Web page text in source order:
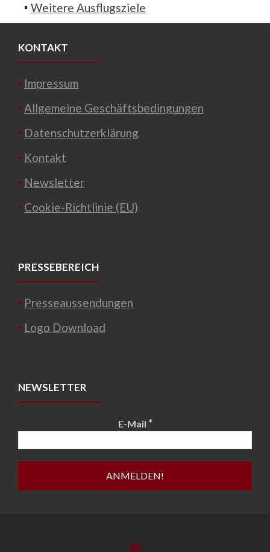
Weitere Ausflugsziele
KONTAKT
Impressum
Allgemeine Geschäftsbedingungen
Datenschutzerklärung
Kontakt
Newsletter
Cookie-Richtlinie (EU)
PRESSEBEREICH
Presseaussendungen
Logo Download
NEWSLETTER
E-Mail *